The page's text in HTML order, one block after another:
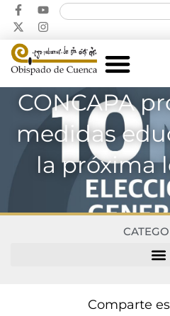
CONCAPA
medidas
la próxima
Comparte